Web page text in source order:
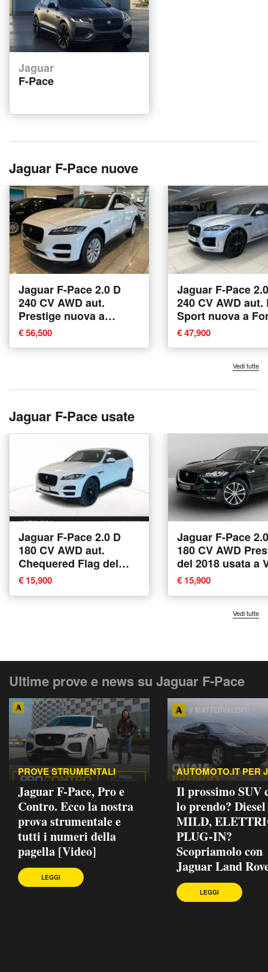
Jaguar
F-Pace
Jaguar F-Pace nuove
Jaguar F-Pace 2.0 D
240 CV AWD aut.
Prestige nuova a
Agliana
€ 56,500
Jaguar F-Pace
240 CV AWD aut.
Sport nuova a
€ 47,900
Vedi tutte
Jaguar F-Pace usate
Jaguar F-Pace 2.0 D
180 CV AWD aut.
Chequered Flag del
2019 usata a Arzignano
€ 15,900
Jaguar F-Pace
180 CV AWD
del 2018 usata a
€ 15,900
Vedi tutte
Ultime prove e news su Jaguar F-Pace
PROVE STRUMENTALI
Jaguar F-Pace, Pro e
Contro. Ecco la nostra
prova strumentale e
tutti i numeri della
pagella [Video]
LEGGI
AUTOMOTO.IT PER
Il prossimo SUV
lo prendo? Diesel
MILD,
PLUG-IN?
Scopriamolo con
Jaguar Land
LEGGI